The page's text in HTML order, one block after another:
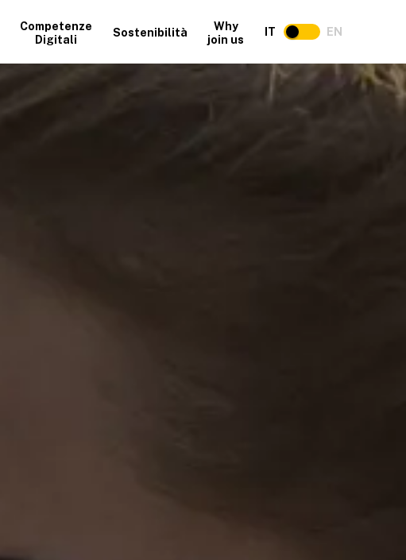
Competenze
Digitali
Sostenibilità
Why
join us
IT EN